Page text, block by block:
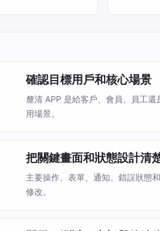
確認目標用戶和核心場景
釐清 APP 是給客戶、會員、員工
用場景。
把關鍵畫面和狀態設計清
主要操作、表單、通知、錯誤狀態
修改。